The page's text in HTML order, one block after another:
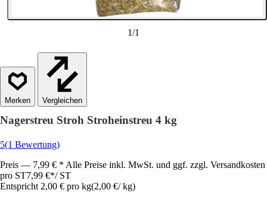
1/1
Vergleichen
Nagerstreu Stroh Stroheinstreu 4 kg
5(1 Bewertung)
Preis — 7,99 € * Alle Preise inkl. MwSt. und ggf. zzgl. Versandkosten
pro ST7,99 €*/ ST
Entspricht 2,00 € pro kg(2,00 €/ kg)